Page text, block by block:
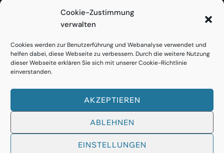
Cookie-Zustimmung
verwalten
Cookies werden zur Benutzerführung und Webanalyse verwendet und
helfen dabei, diese Webseite zu verbessern. Durch die weitere Nutzung
dieser Webseite erklären Sie sich mit unserer Cookie-Richtlinie
einverstanden.
AKZEPTIEREN
ABLEHNEN
EINSTELLUNGEN
Kundenzugang
Bestehende Kunden finden hier direkt Zugangzu
Bestandsfinanzierungen oder neuen Anfragen.
Datenschutz Cookie-Richtlinie (EU)